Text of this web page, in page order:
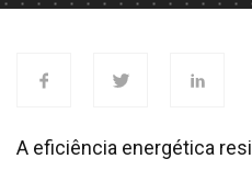
A eficiência energética